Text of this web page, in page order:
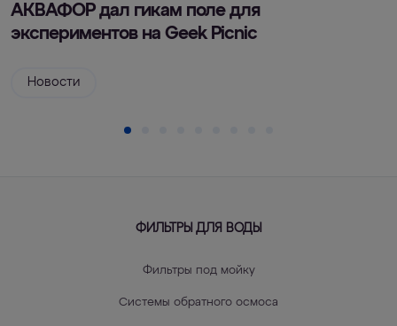
АКВАФОР дал гикам поле для
экспериментов на Geek Picnic
Новости
ФИЛЬТРЫ ДЛЯ ВОДЫ
Фильтры под мойку
Системы обратного осмоса